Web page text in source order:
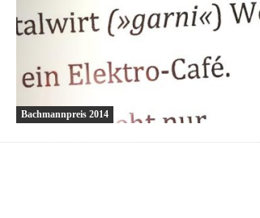
Bachmannpreis 2014